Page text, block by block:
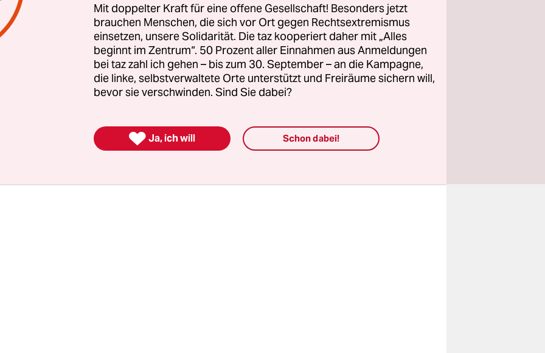
Es ist wie immer in meinem Leben: Die Leute verbinden
der für die Kultur- und Alternativszene auflegt, nicht
kurzen Armen. Das bedeutet, dass ich in meinem Leben
zu tun hatte, die das gar nicht so cool fanden,
Mit doppelter Kraft für eine offene Gesellschaft! Besonders jetzt
brauchen Menschen, die sich vor Ort gegen Rechtsextremismus
einsetzen, unsere Solidarität. Die taz kooperiert daher mit „Alles
beginnt im Zentrum“. 50 Prozent aller Einnahmen aus Anmeldungen
bei taz zahl ich gehen – bis zum 30. September – an die Kampagne,
die linke, selbstverwaltete Orte unterstützt und Freiräume sichern will,
bevor sie verschwinden. Sind Sie dabei?
 Ja, ich will Schon dabei!